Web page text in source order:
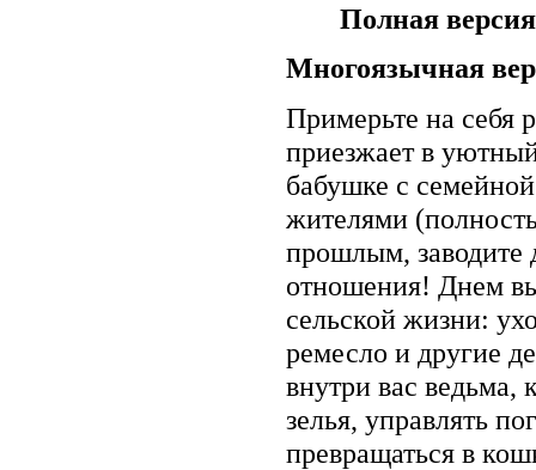
Полная
Многоязычная
Примерьте на себя
приезжает в
бабушке с
жителями
прошлым, заводите
отношения! Днем
сельской жизни:
ремесло и другие
внутри вас ведьма,
зелья, управлять
превращаться в